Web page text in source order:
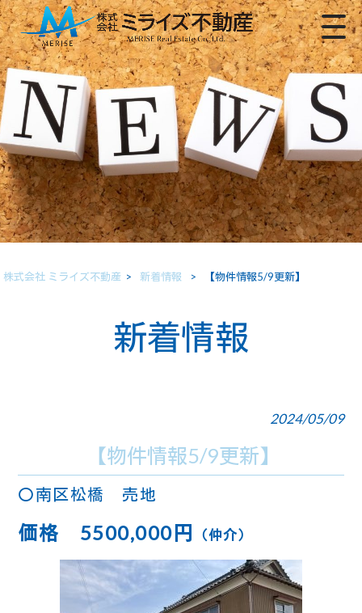
株式会社 ミライズ不動産 > 新着情報 > 【物件情報5/9更新】
新着情報
2024/05/09
【物件情報5/9更新】
〇南区松橋 売地
価格 5500,000 円 （仲介）